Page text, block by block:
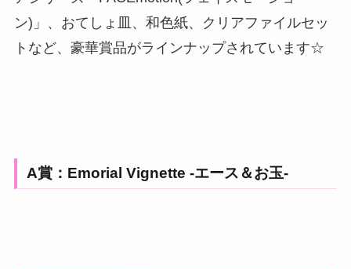
ン)」、おてしょ皿、和色紙、クリアファイルセッ
トなど、豪華賞品がラインナップされています☆
A賞：Emorial Vignette -エース＆お玉-